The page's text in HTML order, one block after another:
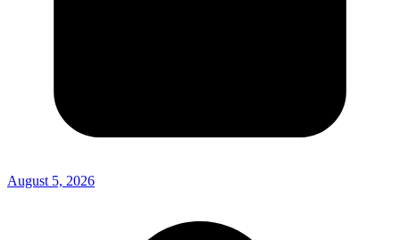
August 5, 2026